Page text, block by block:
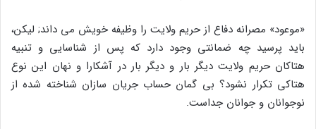
«موعود» مصرانه دفاع از حریم ولایت را وظیفه خویش مى داند; لیکن،
باید پرسید چه ضمانتى وجود دارد که پس از شناسایى و تنبیه
هتاکان حریم ولایت دیگر بار و دیگر بار در آشکارا و نهان این نوع
هتاکى تکرار نشود؟ بى گمان حساب جریان سازان شناخته شده از
نوجوانان و جوانان جداست.